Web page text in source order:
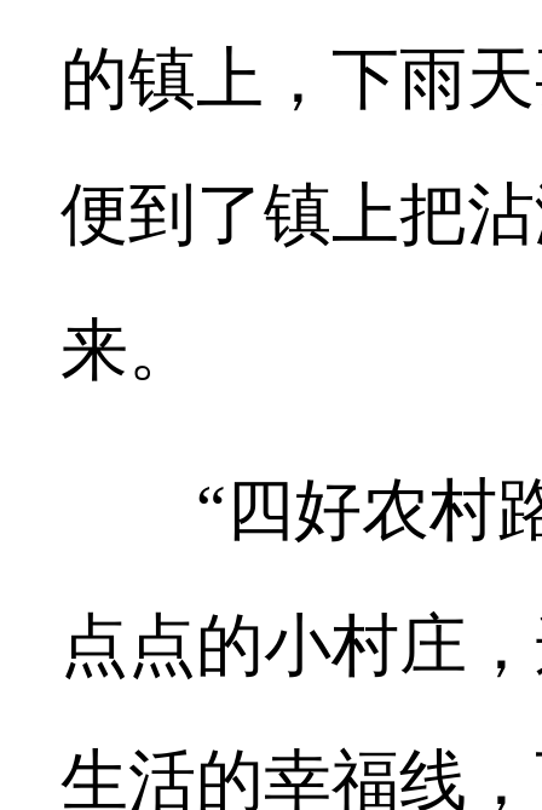
的镇上，下雨
便到了镇上把
来。
“四好农村路
点点的小村庄
生活的幸福线